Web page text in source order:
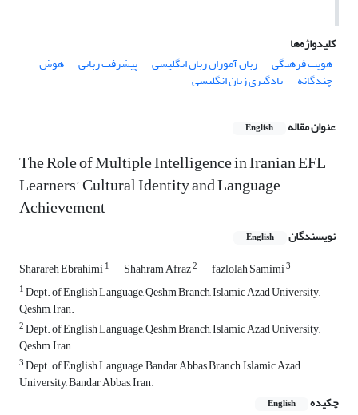
کلیدواژه‌ها
هویت فرهنگی
زبان آموزان زبان انگلیسی پیشرفت زبانی هوش
چندگانه یادگیری زبان انگلیسی
عنوان مقاله English
The Role of Multiple Intelligence in Iranian EFL
Learners’ Cultural Identity and Language
Achievement
نویسندگان English
Sharareh Ebrahimi1 Shahram Afraz2 fazlolah Samimi3
1Dept. of English Language, Qeshm Branch, Islamic Azad University,
Qeshm, Iran.
2Dept. of English Language, Qeshm Branch, Islamic Azad University,
Qeshm, Iran.
3Dept. of English Language, Bandar Abbas Branch, Islamic Azad
University, Bandar Abbas, Iran.
چکیده
English